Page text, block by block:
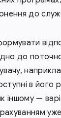
до
до
в його
іншому —